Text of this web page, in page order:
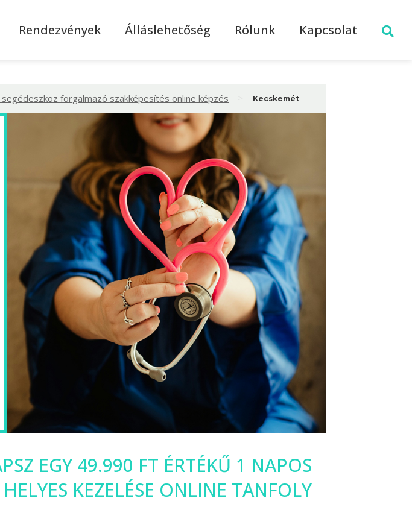
Rendezvények Álláslehetőség Rólunk Kapcsolat
forgalmazó szakképesítés online képzés Kecskemét
EGY 49.990 FT ÉRTÉKŰ 1 NAPOS
KEZELÉSE ONLINE TANFOLY